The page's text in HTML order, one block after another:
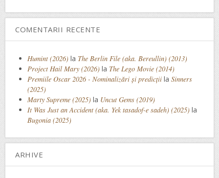
COMENTARII RECENTE
Humint (2026) la The Berlin File (aka. Bereullin) (2013)
Project Hail Mary (2026) la The Lego Movie (2014)
Premiile Oscar 2026 - Nominalizări și predicții la Sinners
(2025)
Marty Supreme (2025) la Uncut Gems (2019)
It Was Just an Accident (aka. Yek tasadof-e sadeh) (2025) la
Bugonia (2025)
ARHIVE